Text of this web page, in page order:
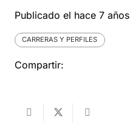
Publicado el hace 7 años
CARRERAS Y PERFILES
Compartir: